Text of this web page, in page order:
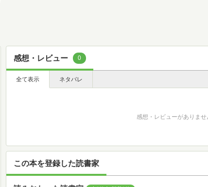
感想・レビュー 0
全て表示 ネタバレ
感想・レビューがありませ
この本を登録した読書家